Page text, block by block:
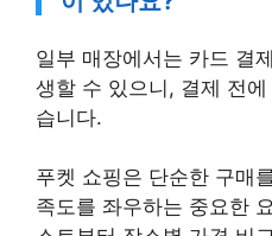
생할 수 있으니, 결제 전에
습니다.
족도를 좌우하는 중요한
스트부터 장소별 가격 비